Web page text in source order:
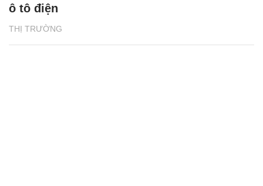
THỊ TRƯỜNG
ô tô điện